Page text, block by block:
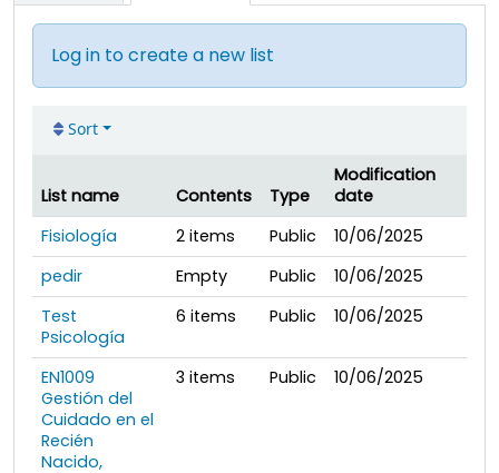
Log in to create a new list
Sort
Public lists
List name Contents Type
Modification
date
Fisiología
2 items Public
10/06/2025
pedir
Empty Public
10/06/2025
Test
Psicología
6 items Public 10/06/2025
EN1009
Gestión del
Cuidado en el
Recién
Nacido,
3 items Public 10/06/2025